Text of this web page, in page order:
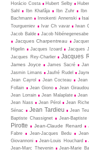
Horácio Costa
Hubert Selby
Sahl
Ibn Khafâja Ibn Zuhr
Bachmann
Innokenti Annenski
Tourgueniev
Ivar Ch vavar Iwan
Jacob Balde
Jacob Nibénegenesabe
Jacques Charpentreau
Higelin
Jacques Izoard Jacques
Jacques Rey-Charlier Jacques
James Joyce James Sacré
Jasmin Limans
Jaufré Rudel
Jean Cayrol Jean Cocteau Jean
Follain
Jean Giono Jean
Jean Lorrain
Jean Malaplate Jean
Jean Nass
Jean Pérol Jean
Sénac
Jean Tardieu Jean
Baptiste Chassignet
Jean-Baptiste
Pirotte
Jean-Claude Renard
Fabre
Jean-Jacques Bedu
Giovannoni
Jean-Louis Houchard
Jean-Marc Thevenin
Jean-Marie